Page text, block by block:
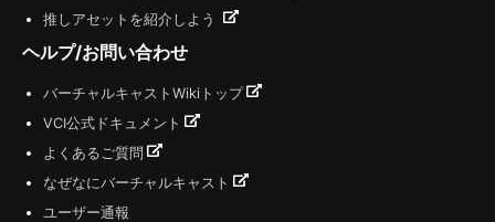
推しアセットを紹介しよう
ヘルプ/お問い合わせ
バーチャルキャストWikiトップ
VCI公式ドキュメント
よくあるご質問
なぜなにバーチャルキャスト
ユーザー通報